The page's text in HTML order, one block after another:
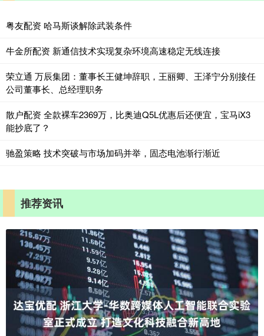
粤友配资 哈马斯谈解除武装条件
牛金所配资 新通信技术实现复杂环境高速稳定无线连接
荣立通 万辰集团：董事长王健坤辞职，王丽卿、王泽宁分别接任
公司董事长、总经理职务
散户配资 全款裸车2369万，比奥迪Q5L优惠后还便宜，宝马iX3
能抄底了？
驰盈策略 技术突破与市场加码并举，固态电池渐行渐近
推荐资讯